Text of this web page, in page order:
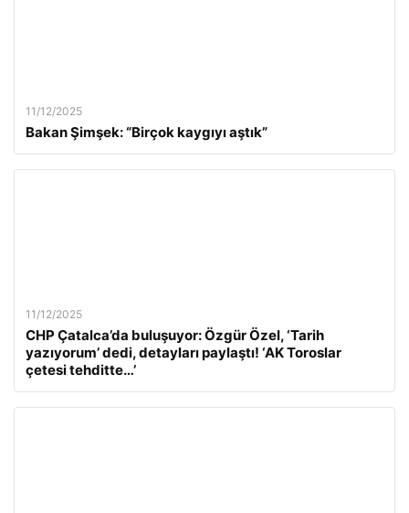
11/12/2025
Bakan Şimşek: “Birçok kaygıyı aştık”
11/12/2025
CHP Çatalca’da buluşuyor: Özgür Özel, ‘Tarih
yazıyorum’ dedi, detayları paylaştı! ‘AK Toroslar
çetesi tehditte…’